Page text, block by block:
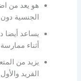
هو يعد من
الجنسية
يساعد
أثناء
يزيد من
الفريد